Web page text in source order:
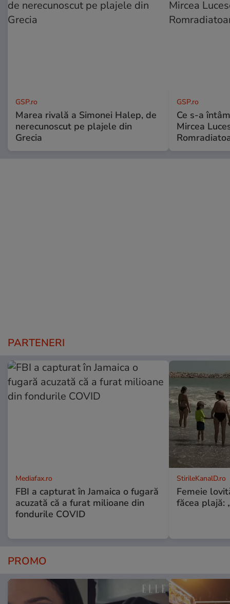
GSP.ro
Marea rivală a Simonei Halep, de
nerecunoscut pe plajele din
Grecia
GSP.ro
Ce s-a
Mircea
PARTENERI
Mediafax.ro
FBI a capturat în Jamaica o fugară
acuzată că a furat milioane din
fondurile COVID
StirileKanalD.ro
Femeie
făcea plajă:
PROMO